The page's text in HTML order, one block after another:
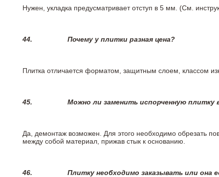
Нужен, укладка предусматривает отступ в 5 мм. (См.
44. Почему у плитки разная цена?
Плитка отличается форматом, защитным слоем, классом
45. Можно ли заменить испорченную плитку
Да, демонтаж возможен. Для этого необходимо обрезать
между собой материал, прижав стык к основанию.
46. Плитку необходимо заказывать или она